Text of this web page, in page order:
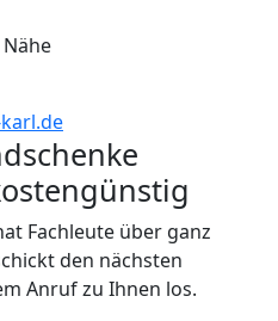
Fachleute über ganz
den nächsten
Anruf zu Ihnen los.